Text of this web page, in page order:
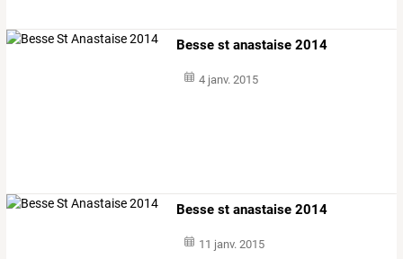
Besse st anastaise 2014
4 janv. 2015
Besse st anastaise 2014
11 janv. 2015